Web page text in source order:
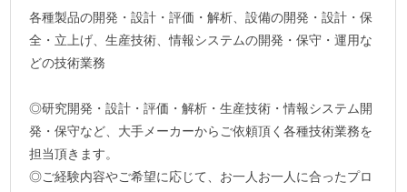
各種製品の開発・設計・評価・解析、設備の開発・設計・保
全・立上げ、生産技術、情報システムの開発・保守・運用な
どの技術業務
◎研究開発・設計・評価・解析・生産技術・情報システム開
発・保守など、大手メーカーからご依頼頂く各種技術業務を
担当頂きます。
◎ご経験内容やご希望に応じて、お一人お一人に合ったプロ